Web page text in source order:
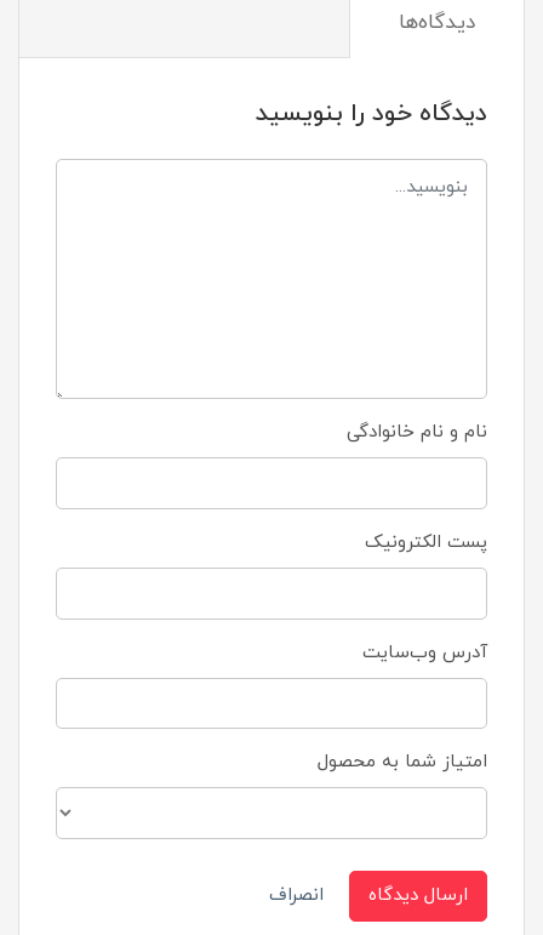
دیدگاه‌ها
دیدگاه خود را بنویسید
نام و نام خانوادگی
پست الکترونیک
آدرس وب‌سایت
امتیاز شما به محصول
ارسال دیدگاه انصراف